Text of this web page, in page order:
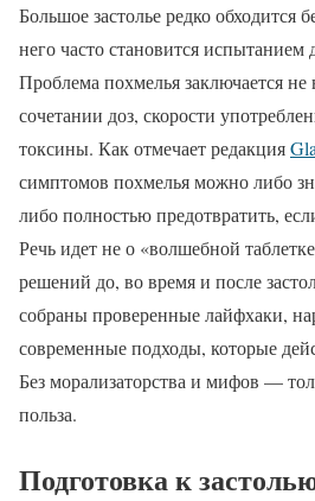
Большое застолье редко обходится
него часто становится испытанием
Проблема похмелья заключается не
сочетании доз, скорости
токсины. Как отмечает редакция
симптомов похмелья можно либо
либо полностью предотвратить,
Речь идет не о «волшебной
решений до, во время и после
собраны проверенные лайфхаки,
современные подходы, которые
Без морализаторства и мифов —
польза.
Подготовка к